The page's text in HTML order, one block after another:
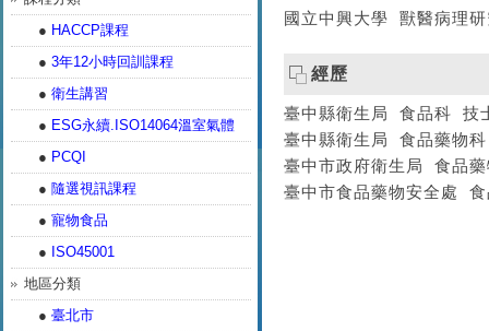
● HACCP課程
● 3年12小時回訓課程
● 衛生講習
● ESG永續.ISO14064溫室氣體
● PCQI
● 隨選視訊課程
● 寵物食品
● ISO45001
地區分類
● 臺北市
國立中興大學 獸醫病理
經歷
臺中縣衛生局 食品科 技
臺中縣衛生局 食品藥物
臺中市政府衛生局 食品
臺中市食品藥物安全處